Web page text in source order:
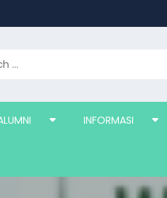
INFORMASI